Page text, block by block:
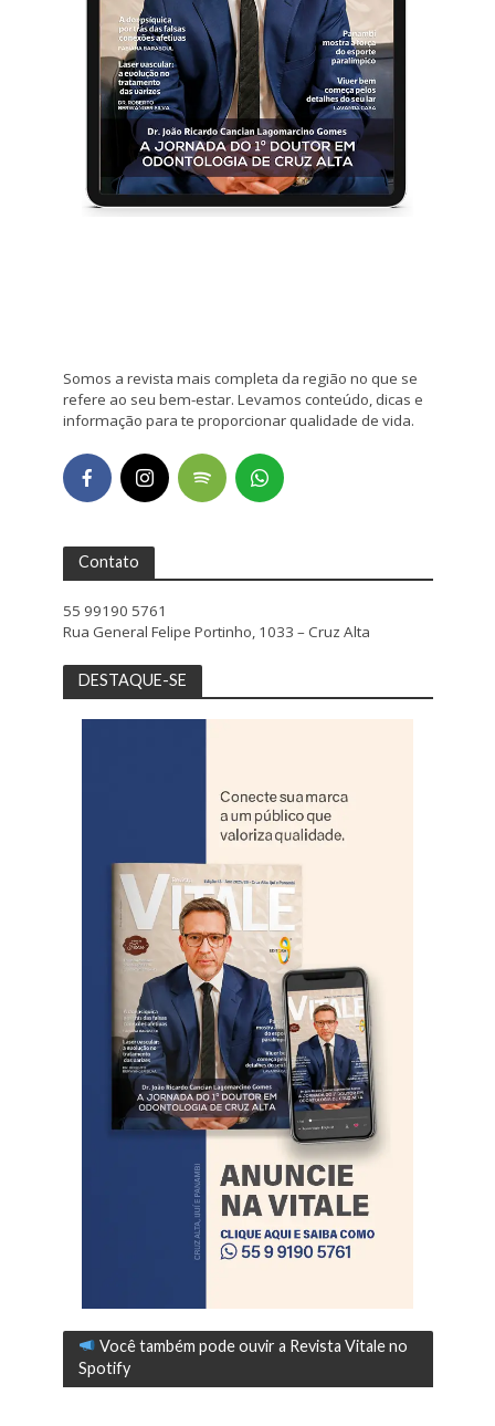
Somos a revista mais completa da região no que se
refere ao seu bem-estar. Levamos conteúdo, dicas e
informação para te proporcionar qualidade de vida.
Contato
55 99190 5761
Rua General Felipe Portinho, 1033 – Cruz Alta
DESTAQUE-SE
Você também pode ouvir a Revista Vitale no
Spotify